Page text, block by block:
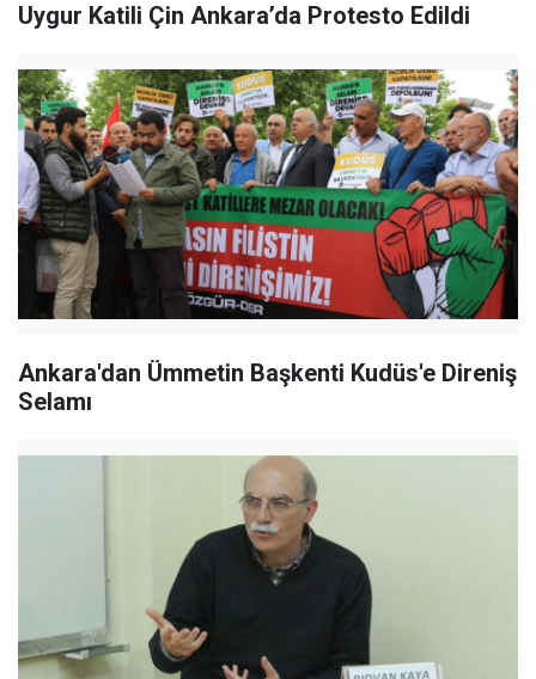
Uygur Katili Çin Ankara’da Protesto Edildi
Ankara'dan Ümmetin Başkenti Kudüs'e Direniş
Selamı